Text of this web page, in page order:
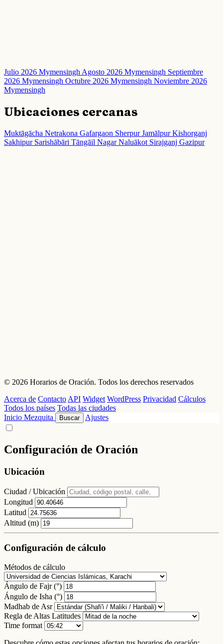
Julio 2026 MymensinghAgosto 2026 Mymensingh Septiembre
2026 Mymensingh Octubre 2026 Mymensingh Noviembre 2026
Mymensingh
Ubicaciones cercanas
Muktāgācha Netrakona Gafargaon SherpurJamālpurKishorganj
Sakhipur Sarishābāri Tāngāil Nagar Naluākot Sirajganj Gazipur
© 2026 Horarios de Oración. Todos los derechos reservados
Acerca de Contacto API Widget WordPress Privacidad Cálculos
Todos los países Todas las ciudades
Inicio Mezquita Buscar Ajustes
Configuración de Oración
Ubicación
Ciudad / Ubicación
Longitud
Latitud
Altitud (m)
Configuración de cálculo
Métodos de cálculo
Ángulo de Fajr (°)
Ángulo de Isha (°)
Madhab de Asr
Regla de Altas Latitudes
Time format